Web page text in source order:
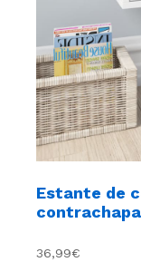
Estante de
36,99€